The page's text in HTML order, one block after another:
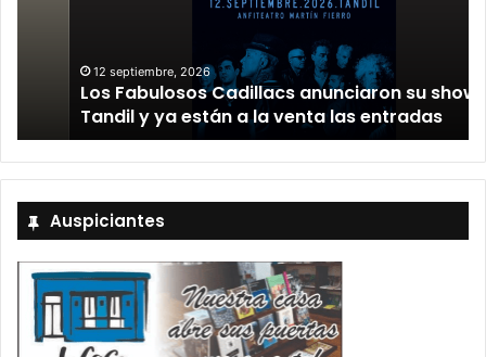
12 septiembre, 2026
Los Fabulosos Cadillacs anunciaron su show en
Tandil y ya están a la venta las entradas
Auspiciantes